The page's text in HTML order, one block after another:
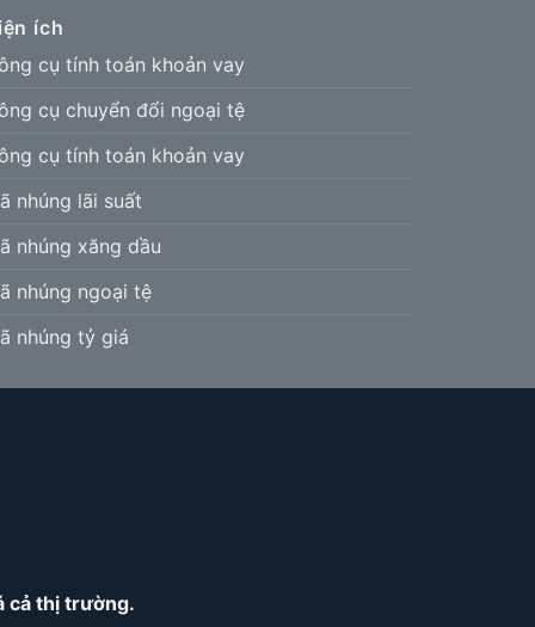
ích
cụ tính toán khoản vay
cụ chuyển đổi ngoại tệ
cụ tính toán khoản vay
nhúng lãi suất
nhúng xăng dầu
nhúng ngoại tệ
nhúng tỷ giá
cả thị trường.